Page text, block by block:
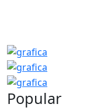
Popular